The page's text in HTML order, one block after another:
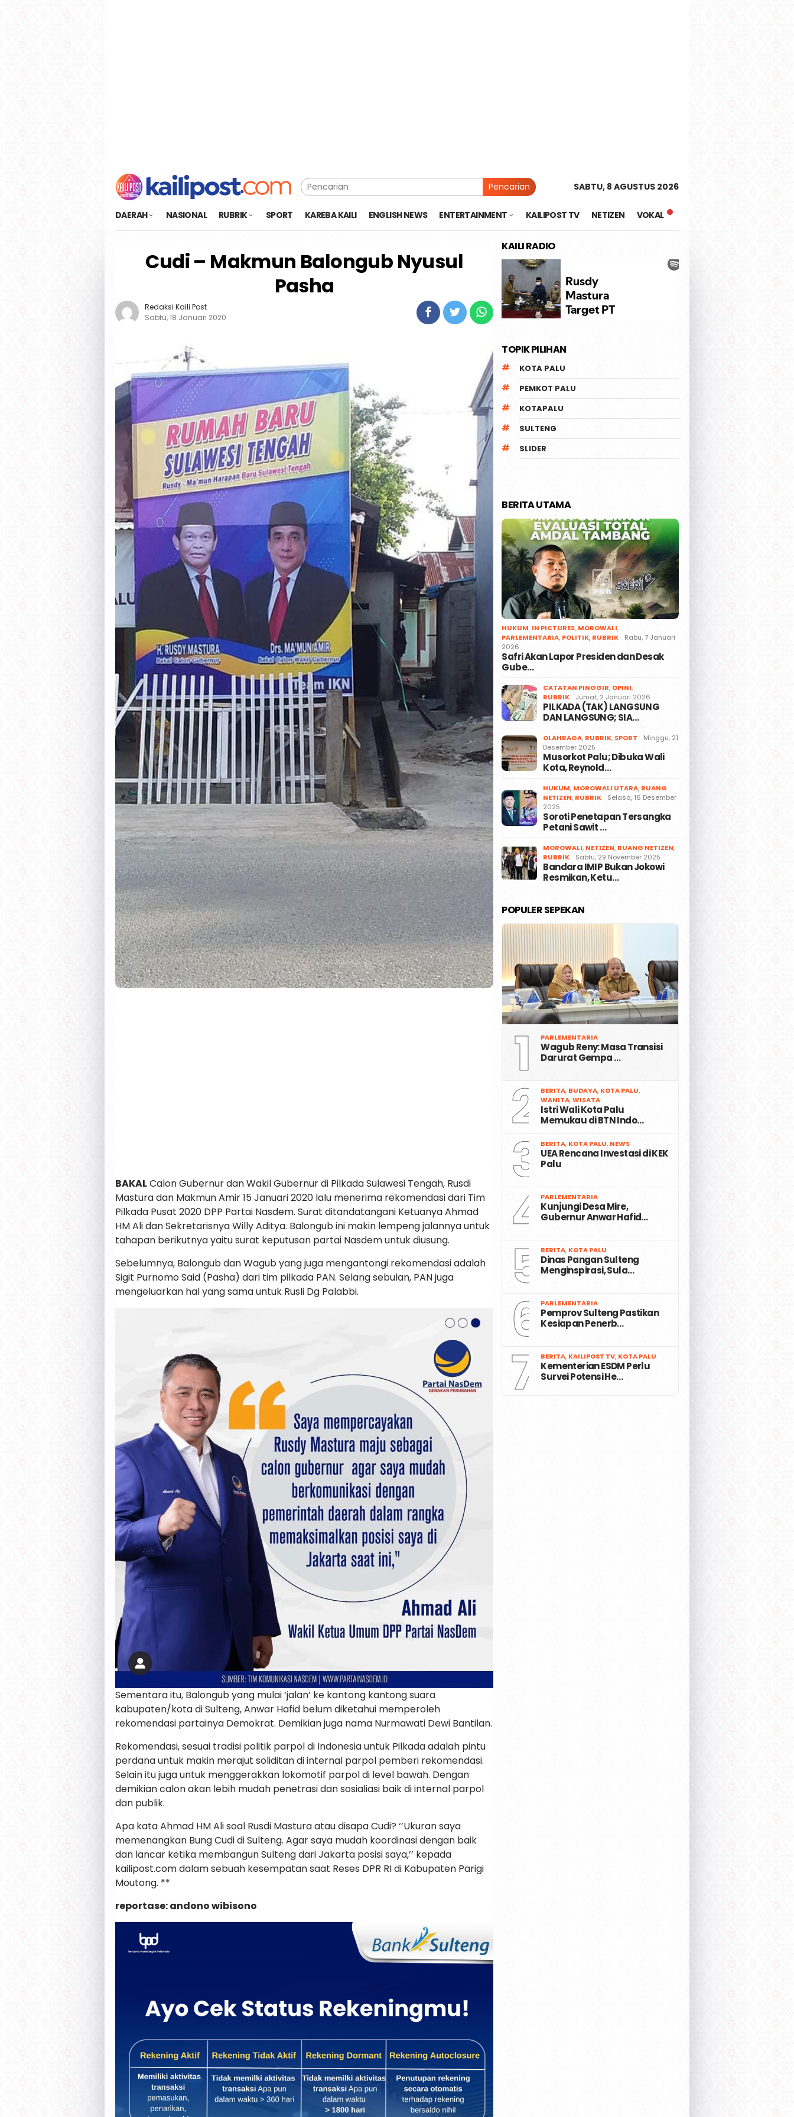
Pencarian SABTU, 8 AGUSTUS 2026
DAERAH NASIONAL RUBRIK SPORT KAREBA KAILI ENGLISH NEWS ENTERTAINMENT KAILIPOST TV NETIZEN VOKAL
Cudi – Makmun Balongub Nyusul
Pasha
Redaksi Kaili Post
Sabtu, 18 Januari 2020
BAKALCalon Gubernur dan Wakil Gubernur di Pilkada Sulawesi Tengah, Rusdi
Mastura dan Makmun Amir 15 Januari 2020 lalu menerima rekomendasi dari Tim
Pilkada Pusat 2020 DPP Partai Nasdem. Surat ditandatangani Ketuanya Ahmad
HM Ali dan Sekretarisnya Willy Aditya. Balongub ini makin lempeng jalannya untuk
tahapan berikutnya yaitu surat keputusan partai Nasdem untuk diusung.
Sebelumnya, Balongub dan Wagub yang juga mengantongi rekomendasi adalah
Sigit Purnomo Said (Pasha) dari tim pilkada PAN. Selang sebulan, PAN juga
mengeluarkan hal yang sama untuk Rusli Dg Palabbi.
Sementara itu, Balongub yang mulai ‘jalan’ ke kantong kantong suara
kabupaten/kota di Sulteng, Anwar Hafid belum diketahui memperoleh
rekomendasi partainya Demokrat. Demikian juga nama Nurmawati Dewi Bantilan.
Rekomendasi, sesuai tradisi politik parpol di Indonesia untuk Pilkada adalah pintu
perdana untuk makin merajut soliditan di internal parpol pemberi rekomendasi.
Selain itu juga untuk menggerakkan lokomotif parpol di level bawah. Dengan
demikian calon akan lebih mudah penetrasi dan sosialiasi baik di internal parpol
dan publik.
Apa kata Ahmad HM Ali soal Rusdi Mastura atau disapa Cudi? ‘’Ukuran saya
memenangkan Bung Cudi di Sulteng. Agar saya mudah koordinasi dengan baik
dan lancar ketika membangun Sulteng dari Jakarta posisi saya,’’ kepada
kailipost.com dalam sebuah kesempatan saat Reses DPR RI di Kabupaten Parigi
Moutong. **
reportase: andono wibisono
KAILI RADIO
TOPIK PILIHAN
KOTA PALU
PEMKOT PALU
KOTAPALU
SULTENG
SLIDER
BERITA UTAMA
HUKUM, IN PICTURES, MOROWALI,
PARLEMENTARIA, POLITIK, RUBRIK
Rabu, 7 Januari
2026
Safri Akan Lapor Presiden dan Desak
Gube…
CATATAN PINGGIR, OPINI,
RUBRIK
Jumat, 2 Januari 2026
PILKADA (TAK) LANGSUNG
DAN LANGSUNG; SIA…
OLAHRAGA, RUBRIK, SPORT
Minggu, 21
Desember 2025
Musorkot Palu; Dibuka Wali
Kota, Reynold…
HUKUM, MOROWALI UTARA, RUANG
NETIZEN, RUBRIK
Selasa, 16 Desember
2025
Soroti Penetapan Tersangka
Petani Sawit …
MOROWALI, NETIZEN, RUANG NETIZEN,
RUBRIK
Sabtu, 29 November 2025
Bandara IMIP Bukan Jokowi
Resmikan, Ketu…
POPULER SEPEKAN
1 PARLEMENTARIA
Wagub Reny: Masa Transisi
Darurat Gempa …
2 BERITA, BUDAYA, KOTA PALU,
WANITA,WISATA
Istri Wali Kota Palu
Memukau di BTN Indo…
3 BERITA, KOTA PALU, NEWS
UEA Rencana Investasi di KEK
Palu
4 PARLEMENTARIA
Kunjungi Desa Mire,
Gubernur Anwar Hafid…
5 BERITA, KOTA PALU
Dinas Pangan Sulteng
Menginspirasi, Sula…
6 PARLEMENTARIA
Pemprov Sulteng Pastikan
Kesiapan Penerb…
7 BERITA, KAILIPOST TV, KOTA PALU
Kementerian ESDM Perlu
Survei Potensi He…